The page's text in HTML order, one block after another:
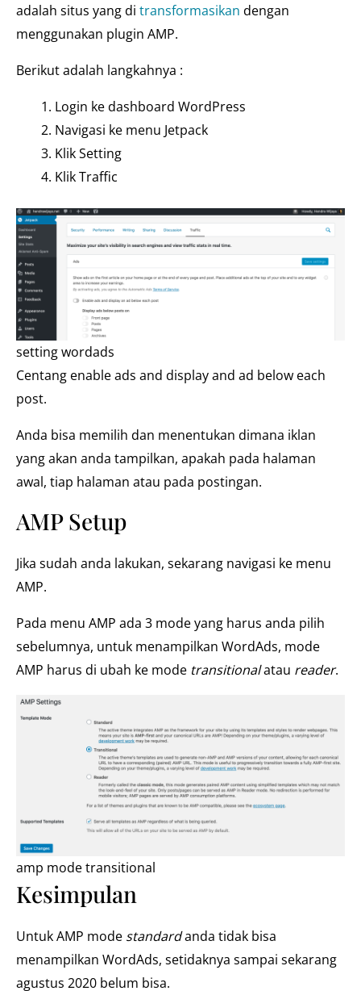
adalah situs yang di transformasikan dengan
menggunakan plugin AMP.
Berikut adalah langkahnya :
Login ke dashboard WordPress
Navigasi ke menu Jetpack
Klik Setting
Klik Traffic
setting wordads
Centang enable ads and display and ad below each
post.
Anda bisa memilih dan menentukan dimana iklan
yang akan anda tampilkan, apakah pada halaman
awal, tiap halaman atau pada postingan.
AMP Setup
Jika sudah anda lakukan, sekarang navigasi ke menu
AMP.
Pada menu AMP ada 3 mode yang harus anda pilih
sebelumnya, untuk menampilkan WordAds, mode
AMP harus di ubah ke mode transitionalatau reader.
amp mode transitional
Kesimpulan
Untuk AMP mode standardanda tidak bisa
menampilkan WordAds, setidaknya sampai sekarang
agustus 2020 belum bisa.